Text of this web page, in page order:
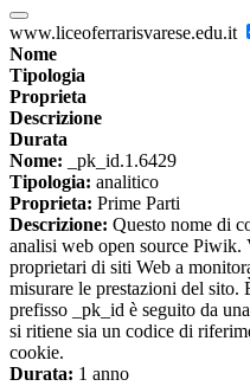
www.liceoferrarisvarese.edu.it
Nome
Tipologia
Proprieta
Descrizione
Durata
Nome: _pk_id.1.6429
Tipologia: analitico
Proprieta: Prime Parti
Descrizione: Questo nome di
analisi web open source Piwik.
proprietari di siti Web a
misurare le prestazioni del
prefisso _pk_id è seguito da
si ritiene sia un codice di
cookie.
Durata: 1 anno